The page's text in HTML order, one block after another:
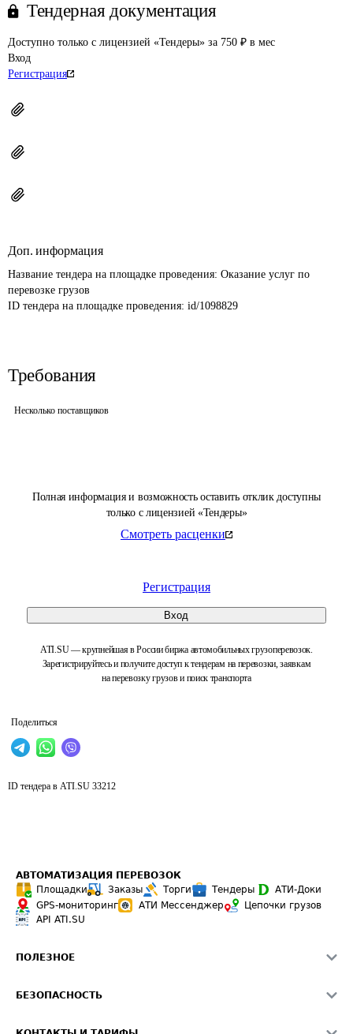
Полная информация и возможность оставить отклик доступны
только с лицензией «Тендеры»
Смотреть расценки
Регистрация
Вход
ATI.SU — крупнейшая в России биржа автомобильных грузоперевозок.
Зарегистрируйтесь и получите доступ к тендерам на перевозки, заявкам
на перевозку грузов и поиск транспорта
Поделиться
Тендерная документация
Доступно только с лицензией «Тендеры» за 750 ₽ в мес
Вход
Регистрация
Доп. информация
Название тендера на площадке проведения: Оказание услуг по
перевозке грузов
ID тендера на площадке проведения: id/1098829
Требования
Несколько поставщиков
ID тендера в ATI.SU 33212
АВТОМАТИЗАЦИЯ ПЕРЕВОЗОК
Площадки
Заказы Торги Тендеры
АТИ-Доки
GPS-мониторинг
АТИ Мессенджер
Цепочки грузов
API ATI.SU
ПОЛЕЗНОЕ
Звезды ATI.SU на вашем сайте
БЕЗОПАСНОСТЬ